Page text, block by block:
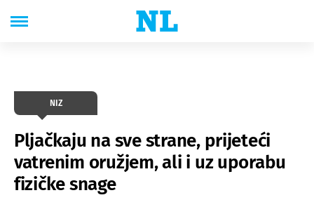
NIZ
Pljačkaju na sve strane, prijeteći
vatrenim oružjem, ali i uz uporabu
fizičke snage